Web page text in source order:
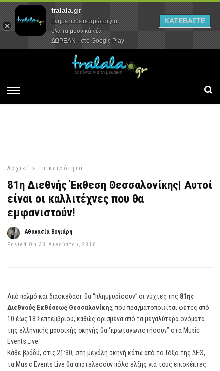
Αρχική Συνεντεύξεις Ρεπορτάζ
Αρχική » Επικαιρότητα
81η Διεθνής Έκθεση Θεσσαλονίκης| Αυτοί
είναι οι καλλιτέχνες που θα
εμφανιστούν!
Αθανασία Βογιάρη
Posted On 30 Αυγούστου, 2016
Από παλμό και διασκέδαση θα “πλημμυρίσουν” οι νύχτες της 81ης
Διεθνούς Εκθέσεως Θεσσαλονίκης, που πραγματοποιείται φέτος από
10 έως 18 Σεπτεμβρίου, καθώς ορισμένα από τα μεγαλύτερα ονόματα
της ελληνικής μουσικής σκηνής θα “πρωταγωνιστήσουν” στα Music
Events Live.
Κάθε βράδυ, στις 21:30, στη μεγάλη σκηνή κάτω από το Τόξο της ΔΕΘ,
τα Music Events Live θα αποτελέσουν πόλο έλξης για τους επισκέπτες
tralala.gr
Ενημερωθείτε πρώτοι για
όλα τα μουσικά νέα
ΔΩΡΕΑΝ - στο Google Play
ΚΑΤΕΒΑΣΤΕ